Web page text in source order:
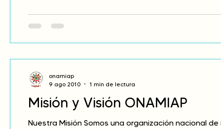
Misión y Visión ONAMIAP
Nuestra Misión Somos una organización nacional
onamiap
9 ago 2010
1 min de lectura